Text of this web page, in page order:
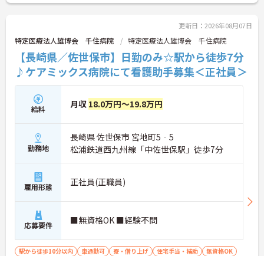
更新日：2026年08月07日
特定医療法人雄博会 千住病院 特定医療法人雄博会 千住病院
【長崎県／佐世保市】日勤のみ☆駅から徒歩7分
♪ケアミックス病院にて看護助手募集＜正社員＞
給料 月収 18.0万円～19.8万円
勤務地
長崎県 佐世保市 宮地町5‐5
松浦鉄道西九州線「中佐世保駅」徒歩7分
雇用形態 正社員(正職員)
応募要件 ■無資格OK ■経験不問
駅から徒歩10分以内 車通勤可 寮・借り上げ 住宅手当・補助
無資格OK